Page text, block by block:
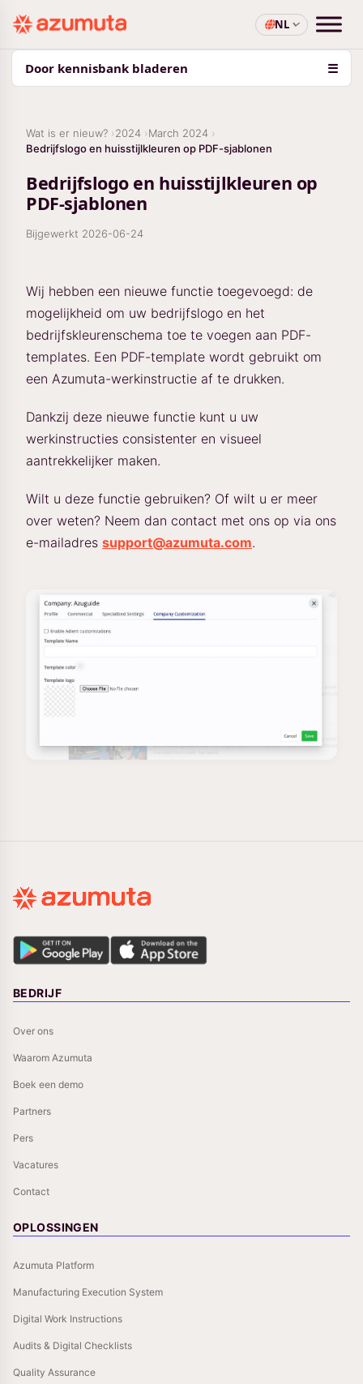
NL
Door kennisbank bladeren ☰
Wat is er nieuw? 2024
March 2024
Bedrijfslogo en huisstijlkleuren op PDF-sjablonen
Bedrijfslogo en huisstijlkleuren op
PDF-sjablonen
Bijgewerkt 2026-06-24
Wij hebben een nieuwe functie toegevoegd: de
mogelijkheid om uw bedrijfslogo en het
bedrijfskleurenschema toe te voegen aan PDF-
templates. Een PDF-template wordt gebruikt om
een Azumuta-werkinstructie af te drukken.
Dankzij deze nieuwe functie kunt u uw
werkinstructies consistenter en visueel
aantrekkelijker maken.
Wilt u deze functie gebruiken? Of wilt u er meer
over weten? Neem dan contact met ons op via ons
e-mailadres support@azumuta.com.
BEDRIJF
Over ons
Waarom Azumuta
Boek een demo
Partners
Pers
Vacatures
Contact
OPLOSSINGEN
Azumuta Platform
Manufacturing Execution System
Digital Work Instructions
Audits & Digital Checklists
Quality Assurance